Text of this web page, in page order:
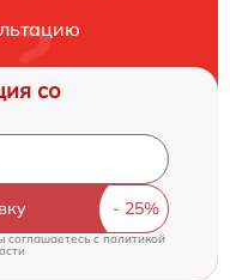
со
соглашаетесь cполитикой